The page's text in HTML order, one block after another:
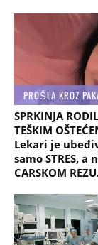
PROŠLA KROZ
SPRKINJA
TEŠKIM
Lekari je
samo STRES, a
CARSKOM